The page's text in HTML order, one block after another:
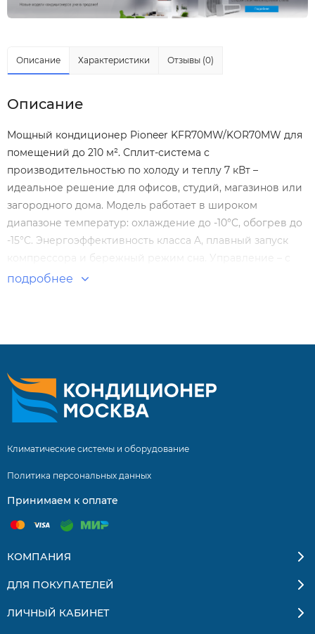
Описание Характеристики Отзывы (0)
Описание
Мощный кондиционер Pioneer KFR70MW/KOR70MW для
помещений до 210 м². Сплит-система с
производительностью по холоду и теплу 7 кВт –
идеальное решение для офисов, студий, магазинов или
загородного дома. Модель работает в широком
диапазоне температур: охлаждение до -10°C, обогрев до
-15°C. Энергоэффективность класса A, плавный запуск
компрессора и бережный режим сна. Управление – с
пульта или опционально по Wi-Fi. Автоматическое
KFR70MW/KOR70MW – скорость, тишина и экономия
подробнее
Климатические системы и оборудование
Политика персональных данных
Принимаем к оплате
КОМПАНИЯ
ДЛЯ ПОКУПАТЕЛЕЙ
ЛИЧНЫЙ КАБИНЕТ